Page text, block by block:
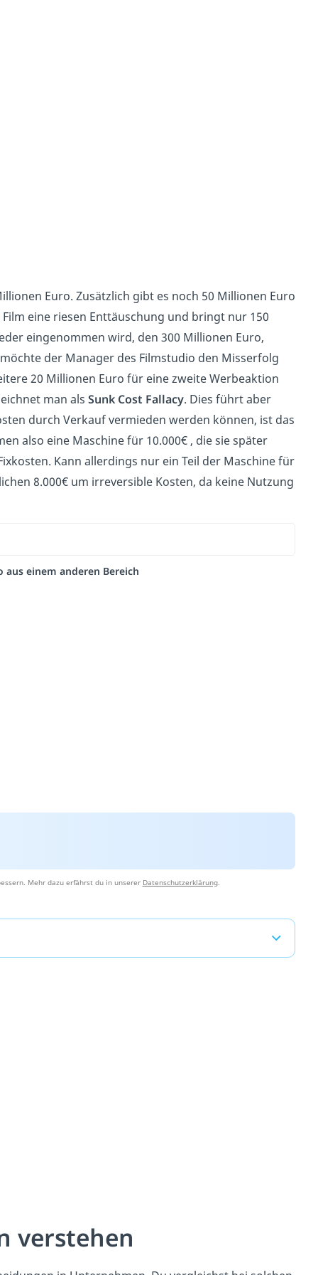
Euro. Zusätzlich gibt es noch 50 Millionen Euro
eine riesen Enttäuschung und bringt nur 150
eingenommen wird, den 300 Millionen Euro,
der Manager des Filmstudio den Misserfolg
20 Millionen Euro für eine zweite Werbeaktion
man als Sunk Cost Fallacy. Dies führt aber
durch Verkauf vermieden werden können, ist das
also eine Maschine für 10.000€ , die sie später
Kann allerdings nur ein Teil der Maschine für
8.000€ um irreversible Kosten, da keine Nutzung
einem anderen Bereich
Mehr dazu erfährst du in unserer Datenschutzerklärung.
verstehen